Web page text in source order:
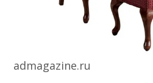
admagazine.ru